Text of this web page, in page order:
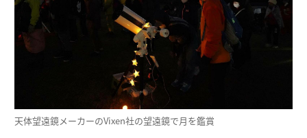
天体望遠鏡メーカーのVixen社の望遠鏡で月を鑑賞